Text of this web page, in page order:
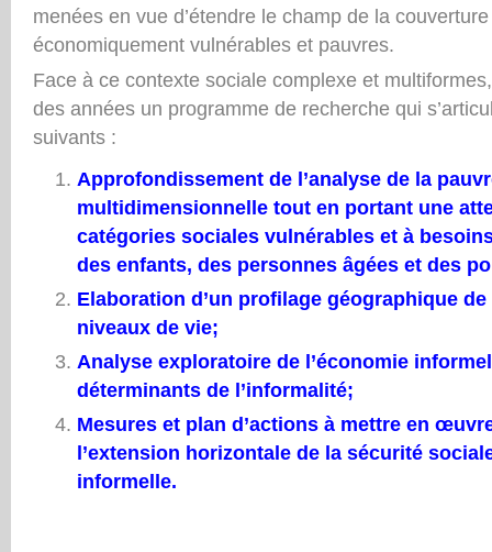
menées en vue d’étendre le champ de la
économiquement vulnérables et pauvres.
Face à ce contexte sociale complexe et
des années un programme de recherche qui
suivants :
Approfondissement de l’analyse de la
multidimensionnelle tout en portant une
catégories sociales vulnérables et à
des enfants, des personnes âgées et des
Elaboration d’un profilage géographique
niveaux de vie;
Analyse exploratoire de l’économie
déterminants de l’informalité;
Mesures et plan d’actions à mettre en
l’extension horizontale de la sécurité
informelle.